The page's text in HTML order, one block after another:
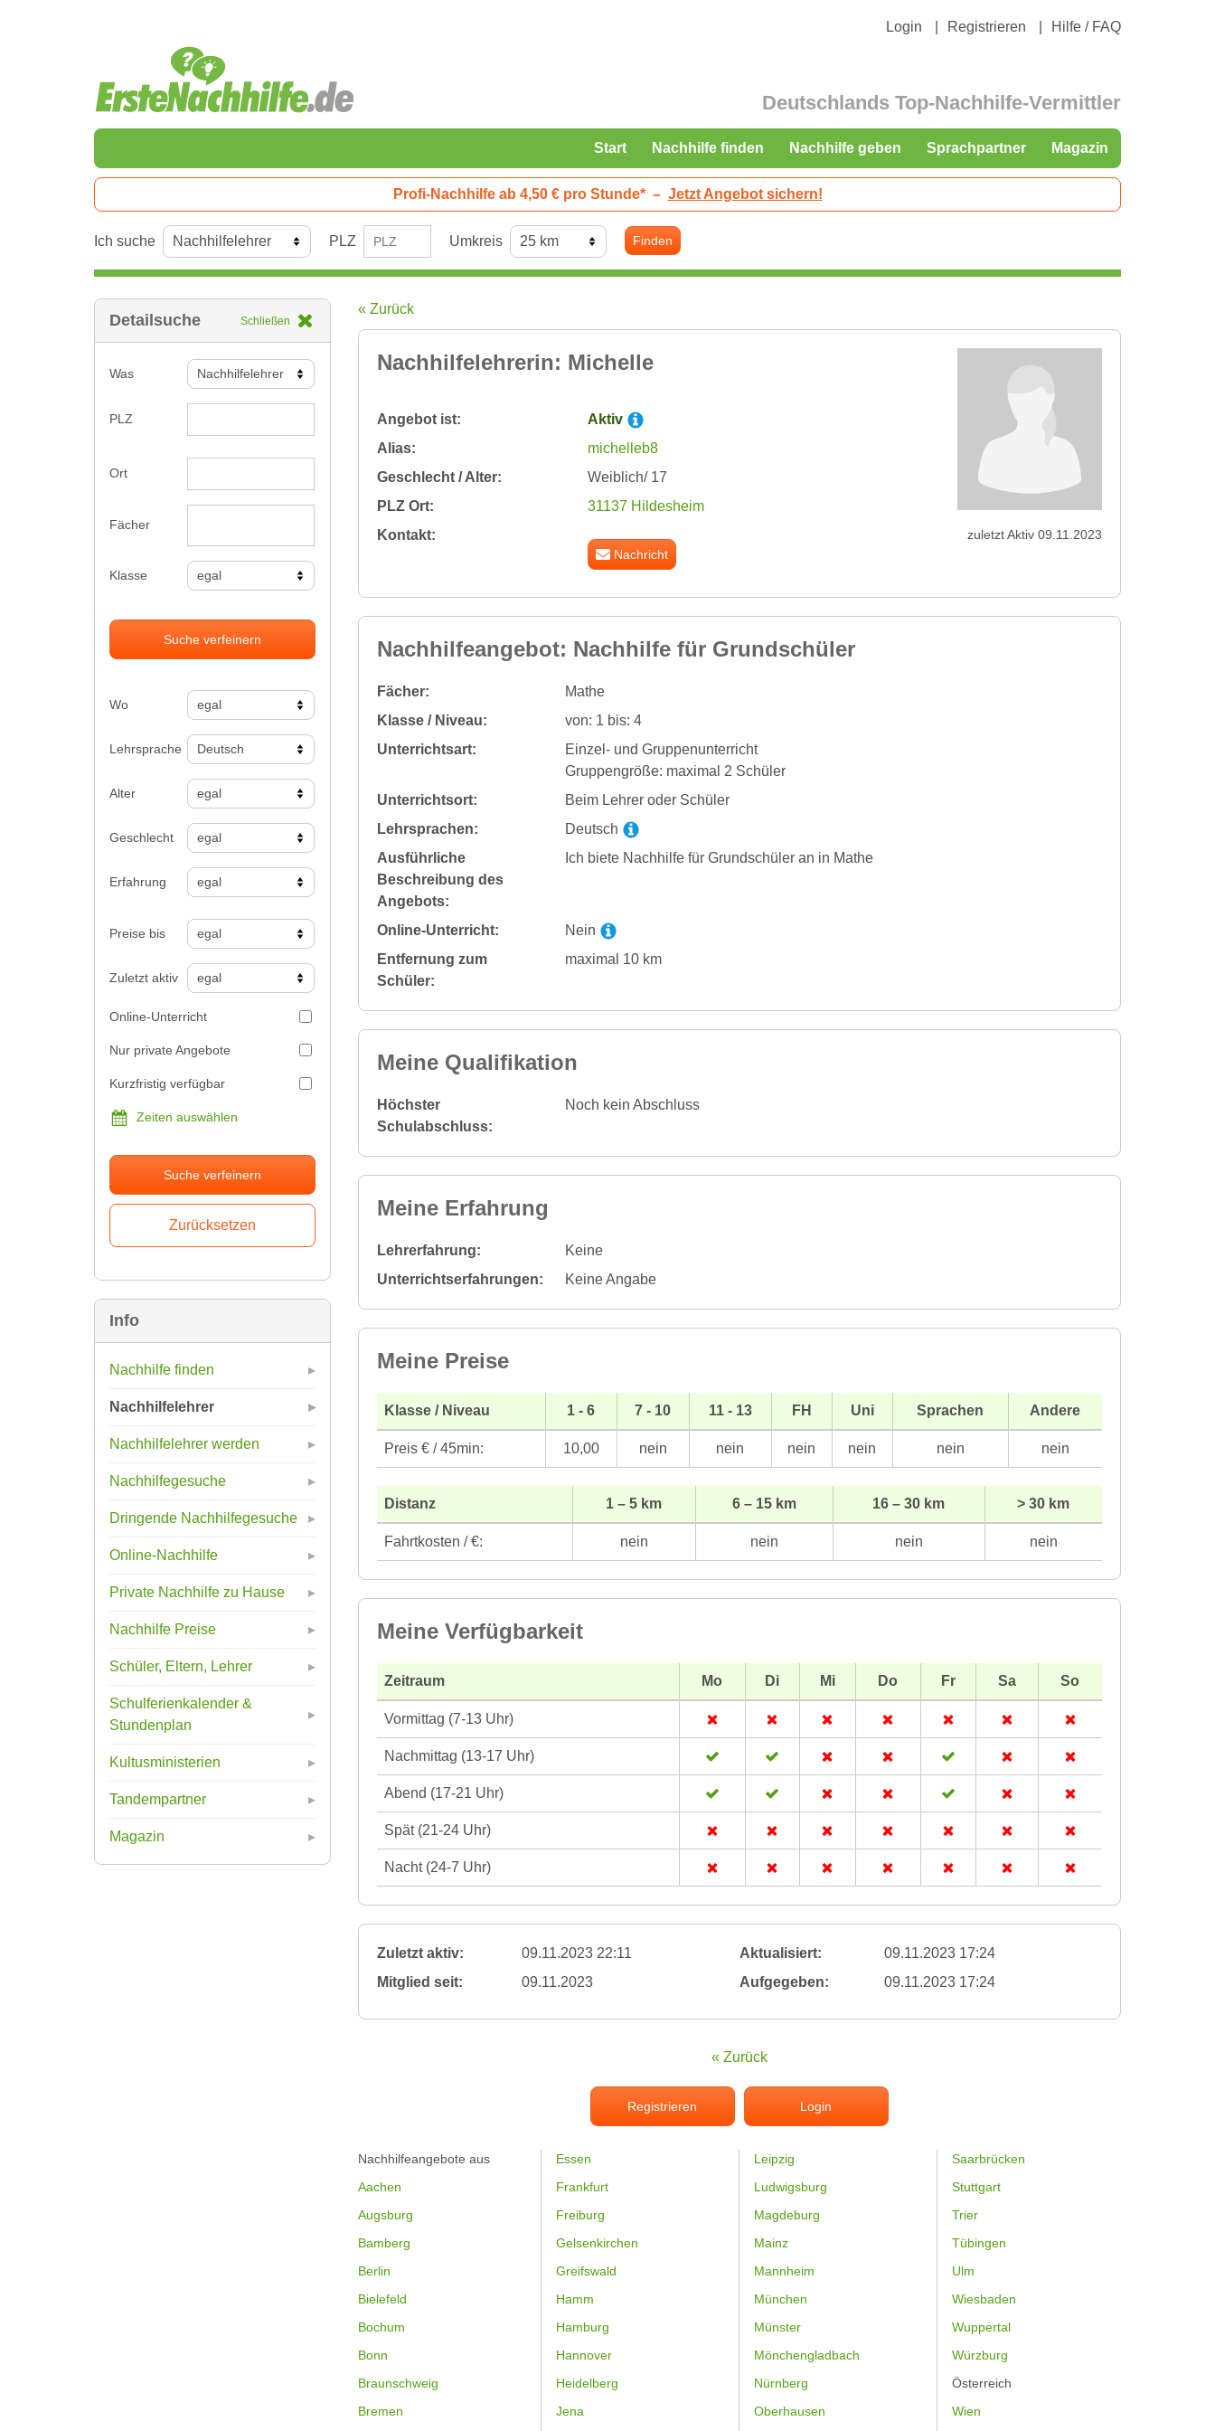
Login Registrieren Hilfe / FAQ
Deutschlands Top-Nachhilfe-Vermittler
Start Nachhilfe finden Nachhilfe geben Sprachpartner Magazin
Profi-Nachhilfe ab 4,50 € pro Stunde* – Jetzt Angebot sichern!
Ich suche PLZ Umkreis Finden
Detailsuche Schließen
Was
PLZ
Ort
Fächer
Klasse
Suche verfeinern
Wo
Lehrsprache
Alter
Geschlecht
Erfahrung
Preise bis
Zuletzt aktiv
Online-Unterricht
Nur private Angebote
Kurzfristig verfügbar
Zeiten auswählen
Suche verfeinern
Info
Nachhilfe finden
Nachhilfelehrer
Nachhilfelehrer werden
Nachhilfegesuche
Dringende Nachhilfegesuche
Online-Nachhilfe
Private Nachhilfe zu Hause
Nachhilfe Preise
Schüler, Eltern, Lehrer
Schulferienkalender &
Stundenplan
Kultusministerien
Tandempartner
Magazin
« Zurück
Nachhilfelehrerin: Michelle
Angebot ist:
Aktiv
Alias:
michelleb8
Geschlecht / Alter:
Weiblich/ 17
PLZ Ort:
31137 Hildesheim
Kontakt:
Nachricht
zuletzt Aktiv 09.11.2023
Nachhilfeangebot: Nachhilfe für Grundschüler
Fächer:
Mathe
Klasse / Niveau:
von: 1 bis: 4
Unterrichtsart:
Einzel- und Gruppenunterricht
Gruppengröße: maximal 2 Schüler
Unterrichtsort:
Beim Lehrer oder Schüler
Lehrsprachen:
Deutsch
Ausführliche
Beschreibung des
Angebots:
Ich biete Nachhilfe für Grundschüler an in Mathe
Online-Unterricht:
Nein
Entfernung zum
Schüler:
maximal 10 km
Meine Qualifikation
Höchster
Schulabschluss:
Noch kein Abschluss
Meine Erfahrung
Lehrerfahrung:
Keine
Unterrichtserfahrungen:
Keine Angabe
Meine Preise
Klasse / Niveau 1 - 6 7 - 10 11 - 13 FH Uni Sprachen Andere
Preis € / 45min: 10,00 nein nein nein nein nein nein
Distanz 1 – 5 km 6 – 15 km 16 – 30 km > 30 km
Fahrtkosten / €: nein nein nein nein
Meine Verfügbarkeit
Zeitraum Mo Di Mi Do Fr Sa So
Vormittag (7-13 Uhr)
Nachmittag (13-17 Uhr)
Abend (17-21 Uhr)
Spät (21-24 Uhr)
Nacht (24-7 Uhr)
Zuletzt aktiv: 09.11.2023 22:11 Aktualisiert:
09.11.2023 17:24
Mitglied seit:
09.11.2023 Aufgegeben: 09.11.2023 17:24
« Zurück
Registrieren Login
Nachhilfeangebote aus
Aachen
Augsburg
Bamberg
Berlin
Bielefeld
Bochum
Bonn
Braunschweig
Bremen
Essen
Frankfurt
Freiburg
Gelsenkirchen
Greifswald
Hamm
Hamburg
Hannover
Heidelberg
Jena
Leipzig
Ludwigsburg
Magdeburg
Mainz
Mannheim
München
Münster
Mönchengladbach
Nürnberg
Oberhausen
Saarbrücken
Stuttgart
Trier
Tübingen
Ulm
Wiesbaden
Wuppertal
Würzburg
Österreich
Wien